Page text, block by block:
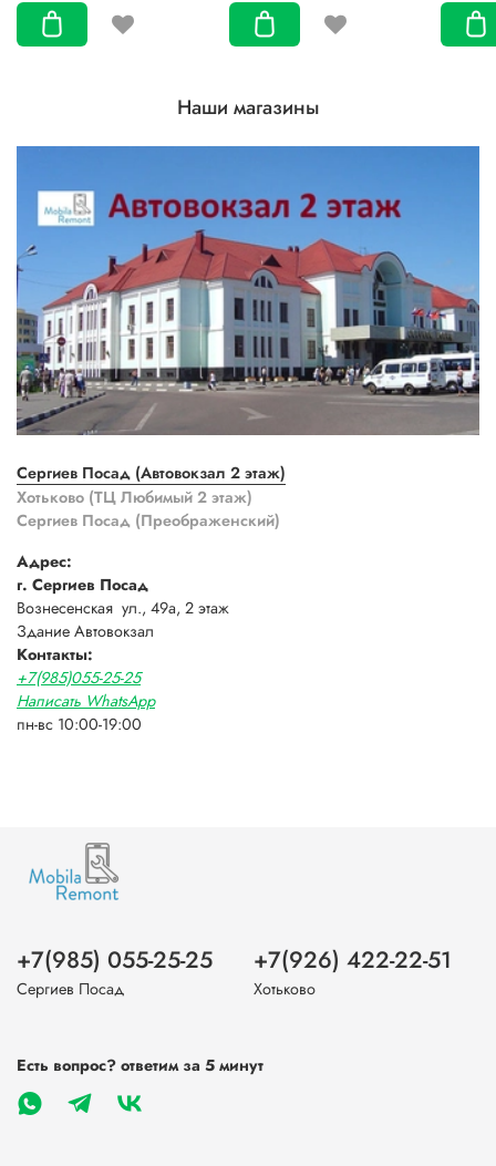
Наши магазины
Сергиев Посад (Автовокзал 2 этаж)
Хотьково (ТЦ Любимый 2 этаж)
Сергиев Посад (Преображенский)
Адрес:
г. Сергиев Посад
Вознесенская ул., 49а, 2 этаж
Здание Автовокзал
Контакты:
+7(985)055-25-25
Написать WhatsApp
пн-вс 10:00-19:00
+7(985) 055-25-25
Сергиев Посад
+7(926) 422-22-51
Хотьково
Есть вопрос? ответим за 5 минут